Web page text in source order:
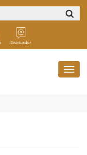
Distribuidor